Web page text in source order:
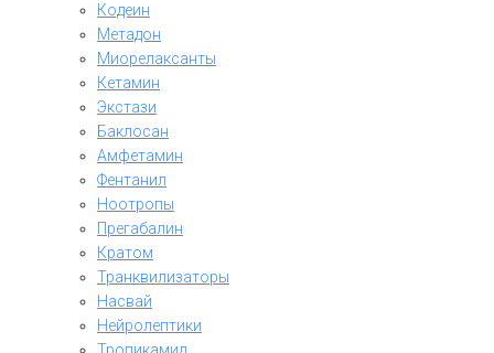
Кодеин
Метадон
Миорелаксанты
Кетамин
Экстази
Баклосан
Амфетамин
Фентанил
Ноотропы
Прегабалин
Кратом
Транквилизаторы
Насвай
Нейролептики